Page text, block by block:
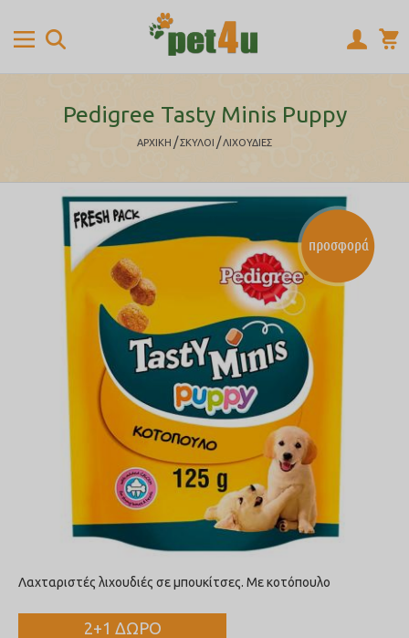
Pedigree Tasty Minis Puppy
ΑΡΧΙΚΉ /ΣΚΥΛΟΙ /ΛΙΧΟΥΔΙΕΣ
Λαχταριστές λιχουδιές σε μπουκίτσες. Με κοτόπουλο
2+1 ΔΩΡΟ